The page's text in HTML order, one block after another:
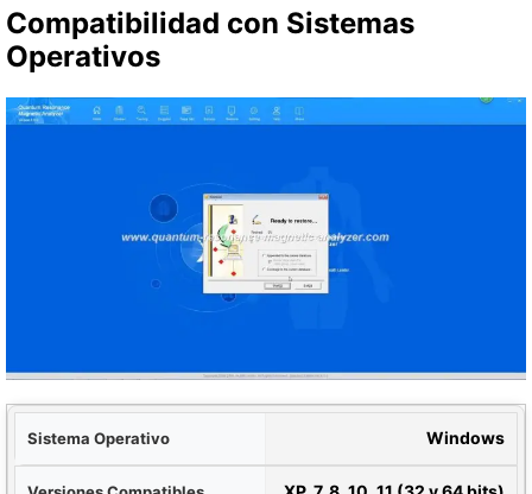
Compatibilidad con Sistemas
Operativos
Windows